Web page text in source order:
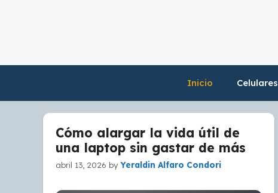
Inicio Celulares
Cómo alargar la vida útil de
una laptop sin gastar de más
abril 13, 2026 byYeraldin Alfaro Condori